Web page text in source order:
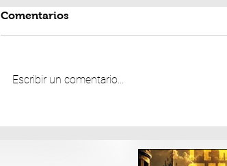
Comentarios
Escribir un comentario...